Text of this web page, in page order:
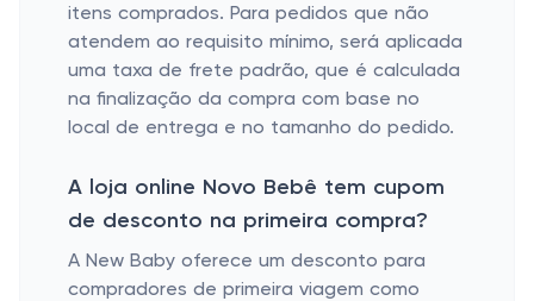
itens comprados. Para pedidos que não
atendem ao requisito mínimo, será aplicada
uma taxa de frete padrão, que é calculada
na finalização da compra com base no
local de entrega e no tamanho do pedido.
A loja online Novo Bebê tem cupom
de desconto na primeira compra?
A New Baby oferece um desconto para
compradores de primeira viagem como